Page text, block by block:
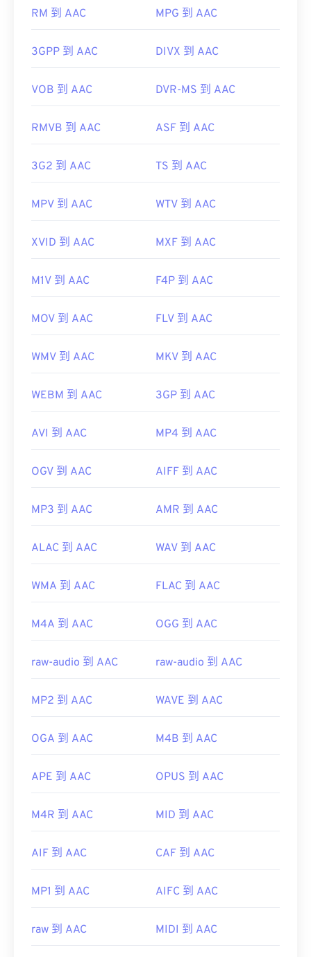
https://www.iso.org/standard/68960.html
首次发行：1997年
https://en.wikipedia.org/wiki/Advanced_Audio_Coding
https://www.iso.org/standard/43345.html?
RM 到 AAC MPG 到 AAC
3GPP 到 AAC DIVX 到 AAC
VOB 到 AAC DVR-MS 到 AAC
RMVB 到 AAC ASF 到 AAC
3G2 到 AAC TS 到 AAC
MPV 到 AAC WTV 到 AAC
XVID 到 AAC MXF 到 AAC
M1V 到 AAC F4P 到 AAC
MOV 到 AAC FLV 到 AAC
WMV 到 AAC MKV 到 AAC
WEBM 到 AAC 3GP 到 AAC
AVI 到 AAC MP4 到 AAC
OGV 到 AAC AIFF 到 AAC
MP3 到 AAC AMR 到 AAC
ALAC 到 AAC WAV 到 AAC
WMA 到 AAC FLAC 到 AAC
M4A 到 AAC OGG 到 AAC
raw-audio 到 AAC raw-audio 到 AAC
MP2 到 AAC WAVE 到 AAC
OGA 到 AAC M4B 到 AAC
APE 到 AAC OPUS 到 AAC
M4R 到 AAC MID 到 AAC
AIF 到 AAC CAF 到 AAC
MP1 到 AAC AIFC 到 AAC
raw 到 AAC MIDI 到 AAC